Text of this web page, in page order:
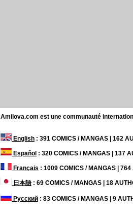
Amilova.com est une communauté
English : 391 COMICS / MANGAS | 162
Español : 320 COMICS / MANGAS | 137
Français : 1009 COMICS / MANGAS |
日本語: 69 COMICS / MANGAS | 18
Русский : 83 COMICS / MANGAS | 9